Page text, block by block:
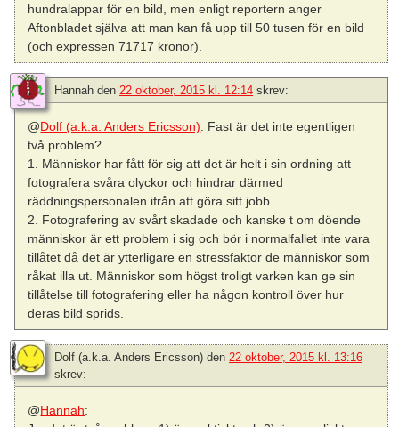
hundralappar för en bild, men enligt reportern anger
Aftonbladet själva att man kan få upp till 50 tusen för en bild
(och expressen 71717 kronor).
Hannah den 22 oktober, 2015 kl. 12:14 skrev:
@Dolf (a.k.a. Anders Ericsson): Fast är det inte egentligen
två problem?
1. Människor har fått för sig att det är helt i sin ordning att
fotografera svåra olyckor och hindrar därmed
räddningspersonalen ifrån att göra sitt jobb.
2. Fotografering av svårt skadade och kanske t om döende
människor är ett problem i sig och bör i normalfallet inte vara
tillåtet då det är ytterligare en stressfaktor de människor som
råkat illa ut. Människor som högst troligt varken kan ge sin
tillåtelse till fotografering eller ha någon kontroll över hur
deras bild sprids.
Dolf (a.k.a. Anders Ericsson) den 22 oktober, 2015 kl. 13:16
skrev:
@Hannah: